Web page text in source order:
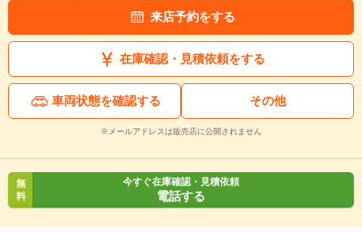
来店予約をする
在庫確認・見積依頼をする
車両状態を確認する その他
※メールアドレスは販売店に公開されません
無
料
今すぐ在庫確認・見積依頼
電話する